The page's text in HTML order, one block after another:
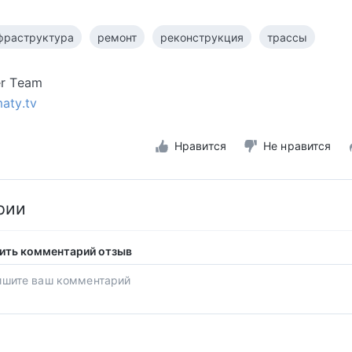
ремонт реконструкция трассы
Team
Нравится Не нравится
комментарий отзыв